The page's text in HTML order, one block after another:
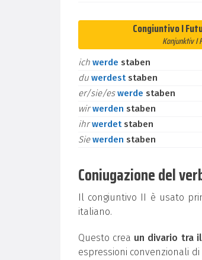
Congiuntivo I
Konjunktiv I
ich werde staben
du werdest staben
er/sie/eswerde staben
wirwerden staben
ihrwerdet staben
Siewerden staben
Coniugazione del
Il congiuntivo II è usato
italiano.
Questo crea un divario tra
espressioni convenzionali